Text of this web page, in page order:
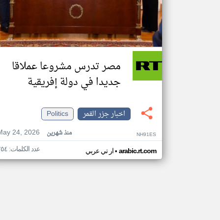
مصر تدرس مشروعا عملاقا
جديدا في دولة إفريقية
اخبار جزر القمر
Politics
24, 2026
منذ شهرين NH91ES
ار تي عربي• arabic.rt.com عدد الكلمات: ٢٥٤